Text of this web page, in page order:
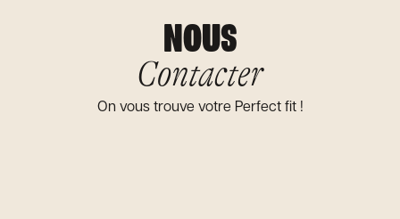
NOUS
Contacter
On vous trouve votre Perfect fit !